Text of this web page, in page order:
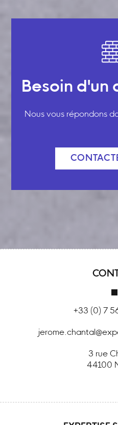
Besoin d'un
Nous vous répondons
+33 (0) 7
3 rue
44100